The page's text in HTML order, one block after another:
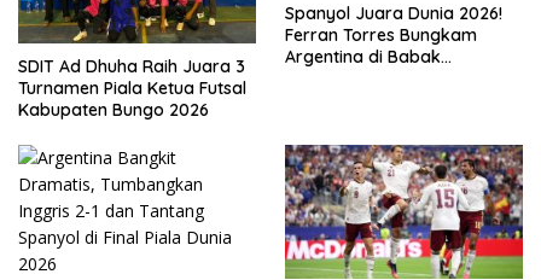
SDIT Ad Dhuha Raih Juara 3
Turnamen Piala Ketua Futsal
Kabupaten Bungo 2026
Spanyol Juara Dunia 2026!
Ferran Torres Bungkam
Argentina di Babak